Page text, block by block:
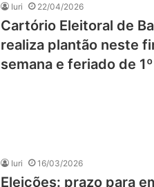
Iuri 22/04/2026
Cartório Eleitoral de
realiza plantão neste
semana e feriado de
Iuri 16/03/2026
Eleições: prazo para